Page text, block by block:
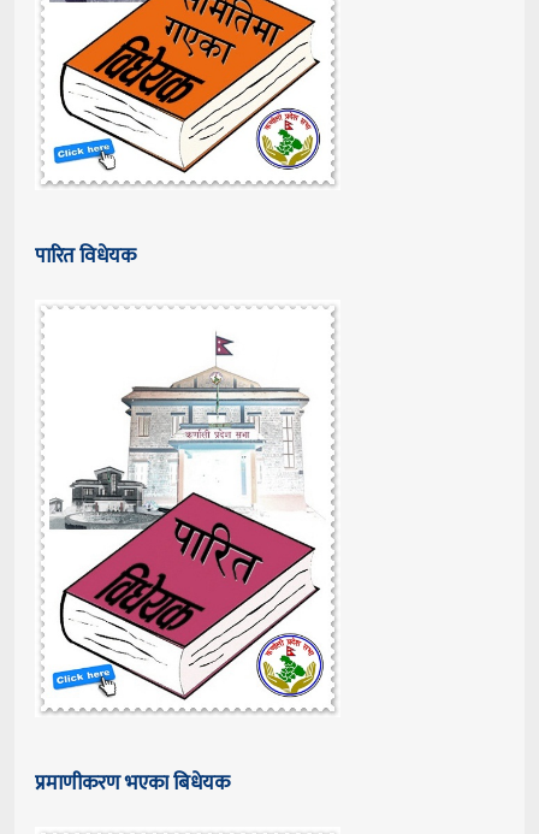
पारित विधेयक
प्रमाणीकरण भएका बिधेयक